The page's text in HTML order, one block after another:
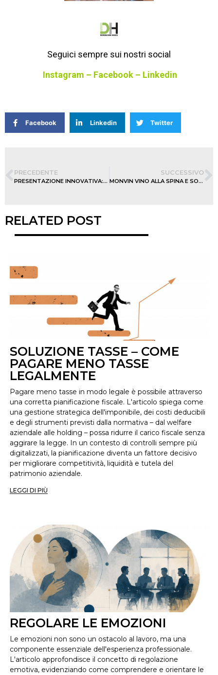
Seguici sempre sui nostri social
Instagram – Facebook – Linkedin
Facebook Linkedin Twitter
PRECEDENTE
PRESENTAZIONE INNOVATIVA: LA NUOVA LINEA DI BICCHIERI ECOKAY R-PET DI FLO GROUP
SUCCESSIVO
MONVIN VINO ALLA SPINA E SOSTENIBILITÀ, UN BINOMIO DI ECCELLENZA
RELATED POST
SOLUZIONE TASSE – COME
PAGARE MENO TASSE
LEGALMENTE
Pagare meno tasse in modo legale è possibile attraverso
una corretta pianificazione fiscale. L'articolo spiega come
una gestione strategica dell'imponibile, dei costi deducibili
e degli strumenti previsti dalla normativa – dal welfare
aziendale alle holding – possa ridurre il carico fiscale senza
aggirare la legge. In un contesto di controlli sempre più
digitalizzati, la pianificazione diventa un fattore decisivo
per migliorare competitività, liquidità e tutela del
patrimonio aziendale.
LEGGI DI PIÙ
REGOLARE LE EMOZIONI
Le emozioni non sono un ostacolo al lavoro, ma una
componente essenziale dell'esperienza professionale.
L'articolo approfondisce il concetto di regolazione
emotiva, evidenziando come comprendere e orientare le